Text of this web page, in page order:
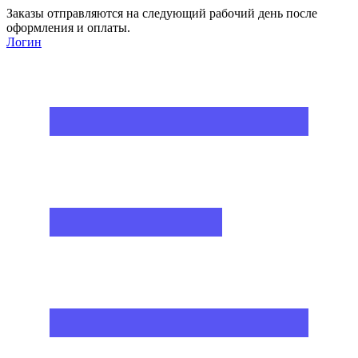
Заказы отправляются на следующий рабочий день после
оформления и оплаты.
Логин